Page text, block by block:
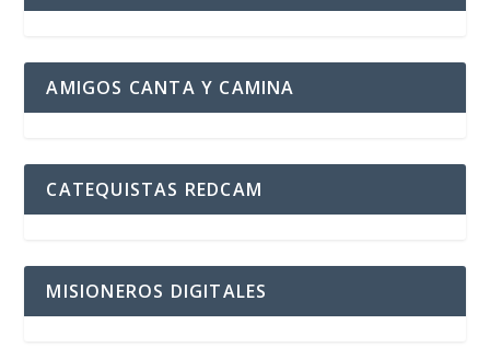
AMIGOS CANTA Y CAMINA
CATEQUISTAS REDCAM
MISIONEROS DIGITALES